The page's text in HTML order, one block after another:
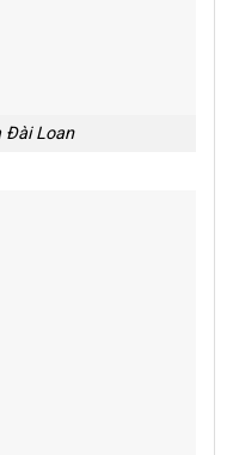
Đài Loan